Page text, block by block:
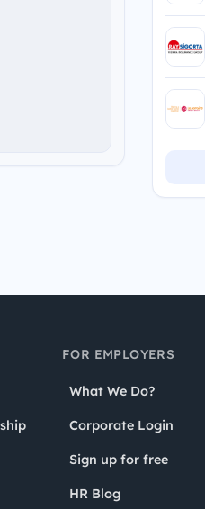
FOR EMPLOYERS
What We Do?
Corporate Login
Sign up for free
HR Blog